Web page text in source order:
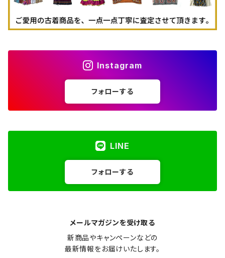
Instagram
フォローする
LINE
フォローする
メールマガジンを受け取る
新商品やキャンペーンなどの
最新情報をお届けいたします。